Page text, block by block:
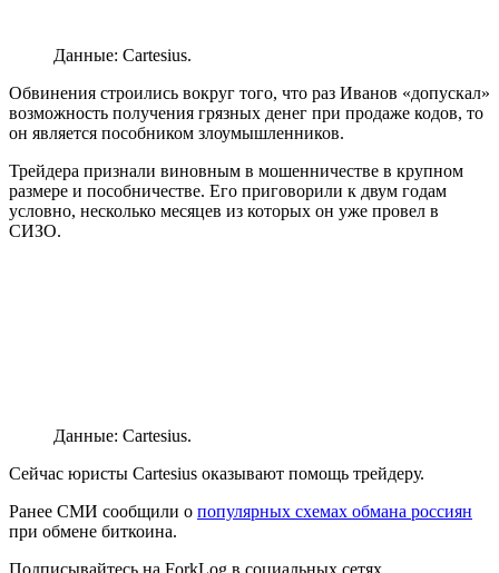
Данные: Cartesius.
Обвинения строились вокруг того, что раз Иванов «допускал»
возможность получения грязных денег при продаже кодов, то
он является пособником злоумышленников.
Трейдера признали виновным в мошенничестве в крупном
размере и пособничестве. Его приговорили к двум годам
условно, несколько месяцев из которых он уже провел в
СИЗО.
Данные: Cartesius.
Сейчас юристы Cartesius оказывают помощь трейдеру.
Ранее СМИ сообщили о популярных схемах обмана россиян
при обмене биткоина.
Подписывайтесь на ForkLog в социальных сетях